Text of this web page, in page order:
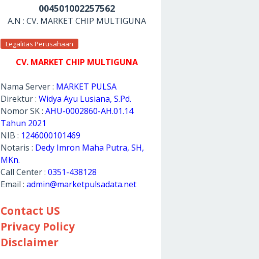
004501002257562
A.N : CV. MARKET CHIP MULTIGUNA
Legalitas Perusahaan
CV. MARKET CHIP MULTIGUNA
Nama Server : MARKET PULSA
Direktur : Widya Ayu Lusiana, S.Pd.
Nomor SK : AHU-0002860-AH.01.14
Tahun 2021
NIB : 1246000101469
Notaris : Dedy Imron Maha Putra, SH,
MKn.
Call Center : 0351-438128
Email : admin@marketpulsadata.net
Contact US
Privacy Policy
Disclaimer